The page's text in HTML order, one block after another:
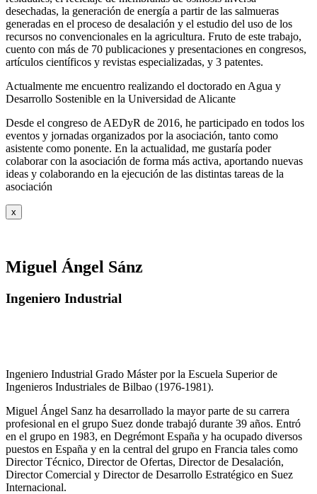
desechadas, la generación de energía a partir de las salmueras
generadas en el proceso de desalación y el estudio del uso de los
recursos no convencionales en la agricultura. Fruto de este trabajo,
cuento con más de 70 publicaciones y presentaciones en congresos,
artículos científicos y revistas especializadas, y 3 patentes.
Actualmente me encuentro realizando el doctorado en Agua y
Desarrollo Sostenible en la Universidad de Alicante
Desde el congreso de AEDyR de 2016, he participado en todos los
eventos y jornadas organizados por la asociación, tanto como
asistente como ponente. En la actualidad, me gustaría poder
colaborar con la asociación de forma más activa, aportando nuevas
ideas y colaborando en la ejecución de las distintas tareas de la
asociación
x
Miguel Ángel Sánz
Ingeniero Industrial
Ingeniero Industrial Grado Máster por la Escuela Superior de
Ingenieros Industriales de Bilbao (1976-1981).
Miguel Ángel Sanz ha desarrollado la mayor parte de su carrera
profesional en el grupo Suez donde trabajó durante 39 años. Entró
en el grupo en 1983, en Degrémont España y ha ocupado diversos
puestos en España y en la central del grupo en Francia tales como
Director Técnico, Director de Ofertas, Director de Desalación,
Director Comercial y Director de Desarrollo Estratégico en Suez
Internacional.